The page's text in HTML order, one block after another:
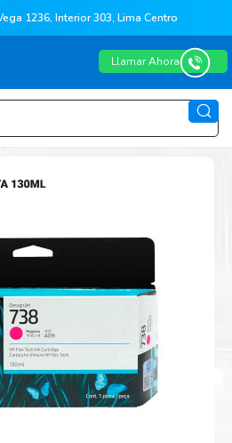
1236, Interior 303, Lima Centro
Llamar Ahora